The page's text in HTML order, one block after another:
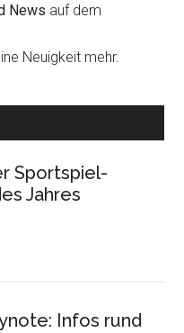
News auf dem
Neuigkeit mehr.
Sportspiel-
Jahres
Infos rund